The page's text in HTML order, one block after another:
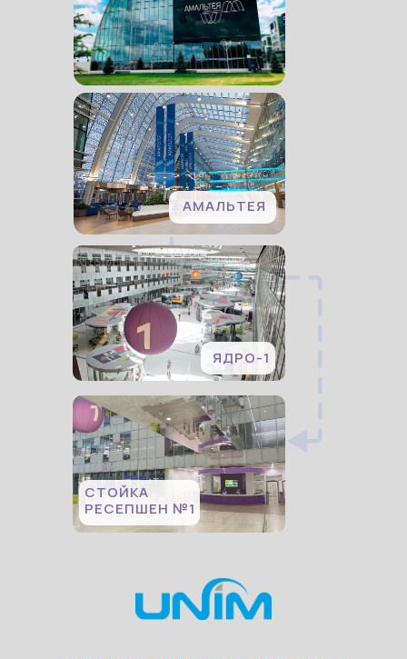
АМАЛЬТЕЯ
ЯДРО-1
СТОЙКА
РЕСЕПШЕН №1